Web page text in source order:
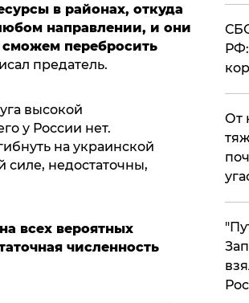
в районах, откуда
направлении, и они
перебросить
предатель.
высокой
у России нет.
на украинской
силе, недостаточны,
всех вероятных
численность
От